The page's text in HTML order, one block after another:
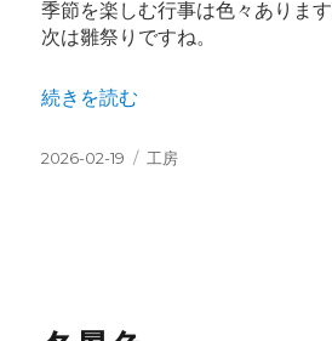
季節を楽しむ行事は色々ありま
次は雛祭りですね。
“受け継がれる想い” の
続きを読む
投
2026-02-19
カ
工房